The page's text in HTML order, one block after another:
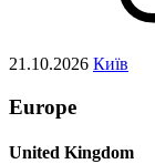
21.10.2026 Київ
Europe
United Kingdom